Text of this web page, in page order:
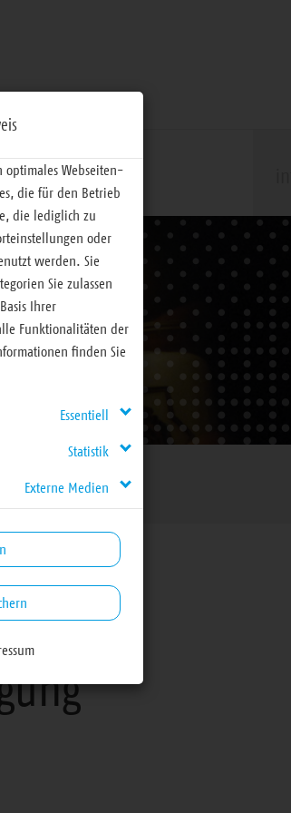
optimales Webseiten-
die für den Betrieb
die lediglich zu
oder
werden. Sie
Sie zulassen
Ihrer
Funktionalitäten der
finden Sie
Essentiell
Statistik
Externe Medien